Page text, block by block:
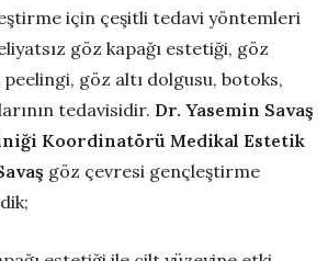
için çeşitli tedavi yöntemleri
göz kapağı estetiği, göz
göz altı dolgusu, botoks,
tedavisidir. Dr. Yasemin Savaş
Koordinatörü Medikal Estetik
göz çevresi gençleştirme